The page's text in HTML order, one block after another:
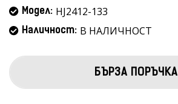
Модел: HJ2412-133
Наличност: В НАЛИЧНОСТ
БЪРЗА ПОРЪЧКА